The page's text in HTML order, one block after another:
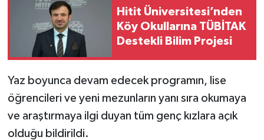
Hitit Üniversitesi’nden
Köy Okullarına TÜBİTAK
Destekli Bilim Projesi
Yaz boyunca devam edecek programın, lise
öğrencileri ve yeni mezunların yanı sıra okumaya
ve araştırmaya ilgi duyan tüm genç kızlara açık
olduğu bildirildi.